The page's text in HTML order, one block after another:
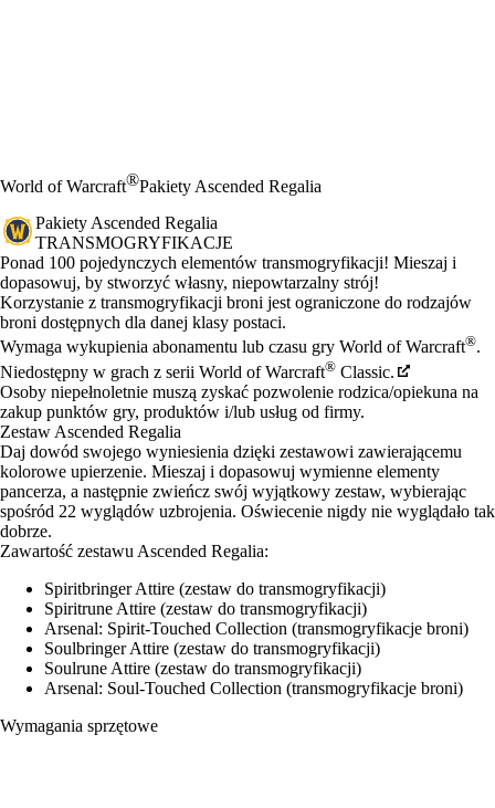
World of Warcraft®Pakiety Ascended Regalia
Pakiety Ascended Regalia
TRANSMOGRYFIKACJE
Product Notification
Ponad 100 pojedynczych elementów transmogryfikacji! Mieszaj i
dopasowuj, by stworzyć własny, niepowtarzalny strój!
Cena
Available actions
Korzystanie z transmogryfikacji broni jest ograniczone do rodzajów
broni dostępnych dla danej klasy postaci.
Wymaga wykupienia abonamentu lub czasu gry World of Warcraft®.
Niedostępny w grach z serii World of Warcraft® Classic.
Osoby niepełnoletnie muszą zyskać pozwolenie rodzica/opiekuna na
zakup punktów gry, produktów i/lub usług od firmy.
Zestaw Ascended Regalia
Daj dowód swojego wyniesienia dzięki zestawowi zawierającemu
kolorowe upierzenie. Mieszaj i dopasowuj wymienne elementy
pancerza, a następnie zwieńcz swój wyjątkowy zestaw, wybierając
spośród 22 wyglądów uzbrojenia. Oświecenie nigdy nie wyglądało tak
dobrze.
Zawartość zestawu Ascended Regalia:
Spiritbringer Attire (zestaw do transmogryfikacji)
Spiritrune Attire (zestaw do transmogryfikacji)
Arsenal: Spirit-Touched Collection (transmogryfikacje broni)
Soulbringer Attire (zestaw do transmogryfikacji)
Soulrune Attire (zestaw do transmogryfikacji)
Arsenal: Soul-Touched Collection (transmogryfikacje broni)
Wymagania sprzętowe